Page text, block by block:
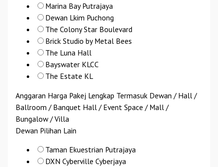
Marina Bay Putrajaya
Dewan Lkim Puchong
The Colony Star Boulevard
Brick Studio by Metal Bees
The Luna Hall
Bayswater KLCC
The Estate KL
Anggaran Harga Pakej Lengkap Termasuk Dewan / Hall /
Ballroom / Banquet Hall / Event Space / Mall /
Bungalow / Villa
Dewan Pilihan Lain
Taman Ekuestrian Putrajaya
DXN Cyberville Cyberjaya